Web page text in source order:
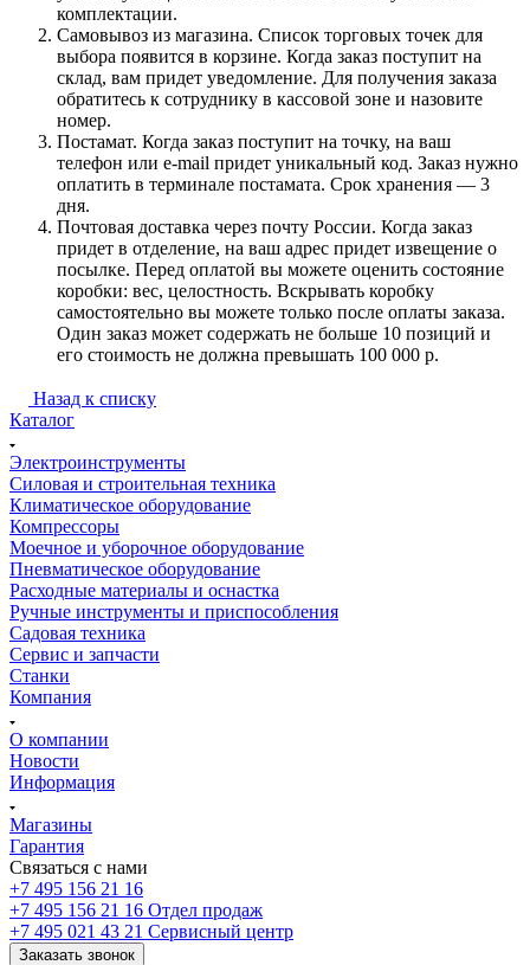
комплектации.
Самовывоз из магазина. Список торговых точек для
выбора появится в корзине. Когда заказ поступит на
склад, вам придет уведомление. Для получения заказа
обратитесь к сотруднику в кассовой зоне и назовите
номер.
Постамат. Когда заказ поступит на точку, на ваш
телефон или e-mail придет уникальный код. Заказ нужно
оплатить в терминале постамата. Срок хранения — 3
дня.
Почтовая доставка через почту России. Когда заказ
придет в отделение, на ваш адрес придет извещение о
посылке. Перед оплатой вы можете оценить состояние
коробки: вес, целостность. Вскрывать коробку
самостоятельно вы можете только после оплаты заказа.
Один заказ может содержать не больше 10 позиций и
его стоимость не должна превышать 100 000 р.
Назад к списку
Каталог
Электроинструменты
Силовая и строительная техника
Климатическое оборудование
Компрессоры
Моечное и уборочное оборудование
Пневматическое оборудование
Расходные материалы и оснастка
Ручные инструменты и приспособления
Садовая техника
Сервис и запчасти
Станки
Компания
О компании
Новости
Информация
Магазины
Гарантия
Связаться с нами
+7 495 156 21 16
+7 495 156 21 16 Отдел продаж
+7 495 021 43 21 Cервисный центр
Заказать звонок